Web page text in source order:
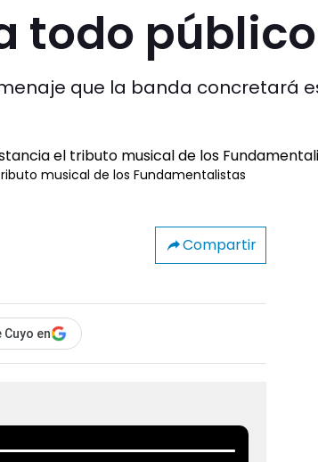
todo público
que la banda concretará
musical de los Fundamentalistas
Compartir
en